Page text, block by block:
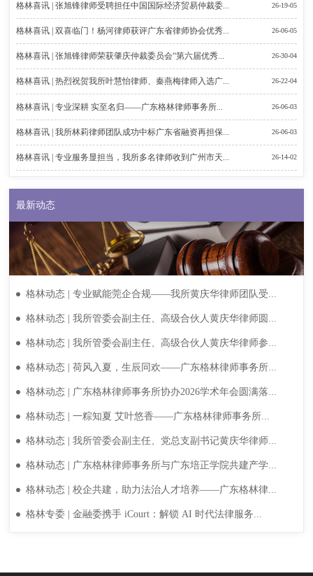
格林喜讯 | 张旭锋律师受聘担任中国国际经济贸易仲裁委... 26-19-05
格林喜讯 | 双喜临门！杨河律师获评广东省律师协会优秀... 26-06-05
格林喜讯 | 张旭锋律师荣获肇庆仲裁委员会“第六届优秀... 26-30-04
格林喜讯 | 热烈祝贺我所叶慧怡律师、秦燕梅律师入选广... 26-22-04
格林喜讯 | 专业深耕 实至名归——广东格林律师事务所... 26-06-03
格林喜讯 | 我所林莉律师团队成功中标广东省融资再担保... 26-06-03
格林喜讯 | 专业服务显担当，我所多名律师收到广州市天... 26-14-02
最新动态
格林动态 | 专业赋能莞企合规——我所黄庆华律师团队受...
格林动态 | 我所管委会副主任、高级合伙人黄庆华律师圆...
格林动态 | 我所管委会副主任、高级合伙人黄庆华律师参...
格林动态 | 荷风入夏，生辰同欢——广东格林律师事务所...
格林动态 | 广东格林律师事务所协办2026学术年会圆满落...
格林动态 | 一粽知夏 艾叶悠香——广东格林律师事务所...
格林动态 | 我所管委会副主任、党总支副书记黄庆华律师...
格林动态 | 广东格林律师事务所与广东培正学院共建产学...
格林动态 | 校企共建，助力法治人才培养——广东格林律...
格林专委 | 金融委携手 iCourt：解锁 AI 时代法律服务...